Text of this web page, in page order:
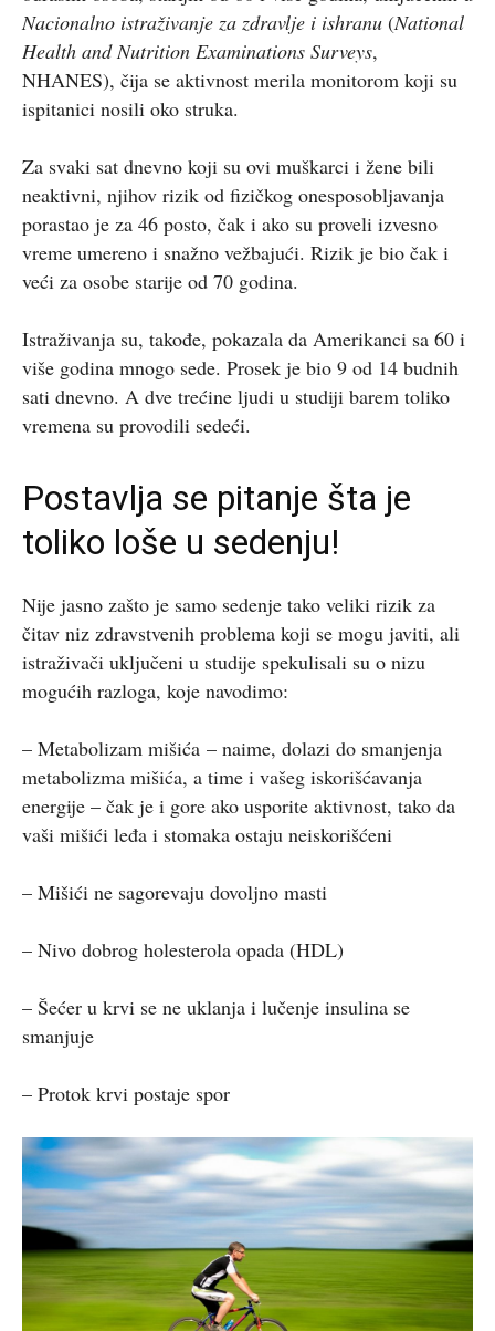
Nacionalno istraživanje za zdravlje i ishranu (National
Health and Nutrition Examinations Surveys,
NHANES), čija se aktivnost merila monitorom koji su
ispitanici nosili oko struka.
Za svaki sat dnevno koji su ovi muškarci i žene bili
neaktivni, njihov rizik od fizičkog onesposobljavanja
porastao je za 46 posto, čak i ako su proveli izvesno
vreme umereno i snažno vežbajući. Rizik je bio čak i
veći za osobe starije od 70 godina.
Istraživanja su, takođe, pokazala da Amerikanci sa 60 i
više godina mnogo sede. Prosek je bio 9 od 14 budnih
sati dnevno. A dve trećine ljudi u studiji barem toliko
vremena su provodili sedeći.
Postavlja se pitanje šta je
toliko loše u sedenju!
Nije jasno zašto je samo sedenje tako veliki rizik za
čitav niz zdravstvenih problema koji se mogu javiti, ali
istraživači uključeni u studije spekulisali su o nizu
mogućih razloga, koje navodimo:
– Metabolizam mišića – naime, dolazi do smanjenja
metabolizma mišića, a time i vašeg iskorišćavanja
energije – čak je i gore ako usporite aktivnost, tako da
vaši mišići leđa i stomaka ostaju neiskorišćeni
– Mišići ne sagorevaju dovoljno masti
– Nivo dobrog holesterola opada (HDL)
– Šećer u krvi se ne uklanja i lučenje insulina se
smanjuje
– Protok krvi postaje spor